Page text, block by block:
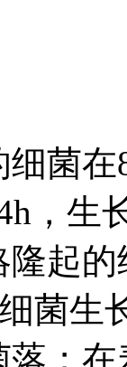
细菌
，生
起
菌生
；